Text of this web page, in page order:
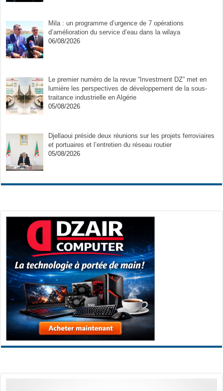
Mila : un programme d’urgence de 7 opérations
d’amélioration du service d’eau dans la wilaya
06/08/2026
Le premier numéro de la revue “Investment DZ” met en
lumière les perspectives de développement de la sous-
traitance industrielle en Algérie
05/08/2026
Djellaoui préside deux réunions sur les projets ferroviaires
et portuaires et l’entretien du réseau routier
05/08/2026